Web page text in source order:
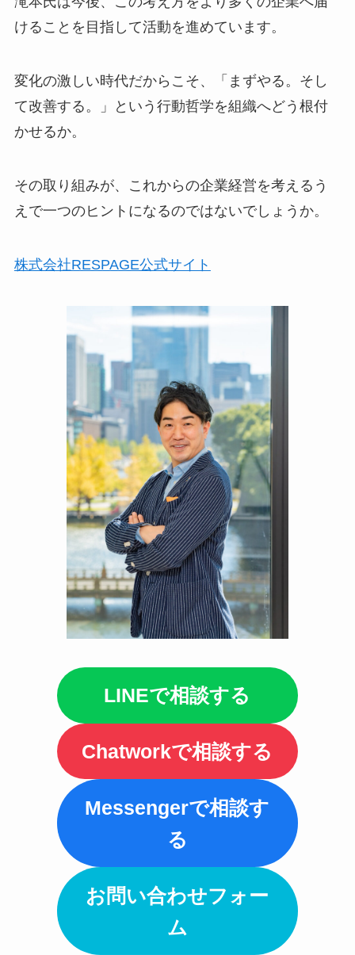
けることを目指して活動を進めています。
変化の激しい時代だからこそ、「まずやる。そし
て改善する。」という行動哲学を組織へどう根付
かせるか。
その取り組みが、これからの企業経営を考えるう
えで一つのヒントになるのではないでしょうか。
株式会社RESPAGE公式サイト
LINEで相談する
Chatworkで相談する
Messengerで相談す
る
お問い合わせフォー
ム